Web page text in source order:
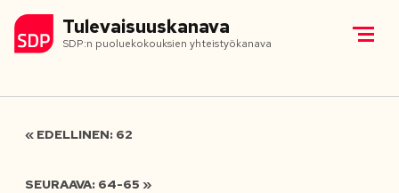
Tulevaisuuskanava
SDP:n puoluekokouksien yhteistyökanava
« EDELLINEN: 62
SEURAAVA: 64-65 »